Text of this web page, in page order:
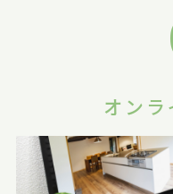
オン